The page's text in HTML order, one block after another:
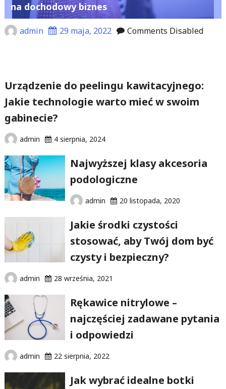
na dochodowy biznes
admin 29 maja, 2022 Comments Disabled
Urządzenie do peelingu kawitacyjnego:
Jakie technologie warto mieć w swoim
gabinecie?
admin 4 sierpnia, 2024
Najwyższej klasy akcesoria
podologiczne
admin 20 listopada, 2020
Jakie środki czystości
stosować, aby Twój dom być
czysty i bezpieczny?
admin 28 września, 2021
Rękawice nitrylowe –
najczęściej zadawane pytania
i odpowiedzi
admin 22 sierpnia, 2022
Jak wybrać idealne botki